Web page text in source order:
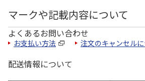
マークや記載内容について
よくあるお問い合わせ
お支払い方法 注文のキャンセル
配送情報について